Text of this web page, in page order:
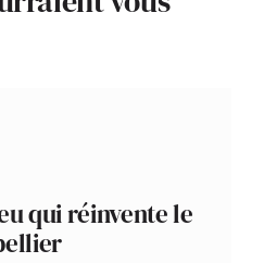
qui réinvente le